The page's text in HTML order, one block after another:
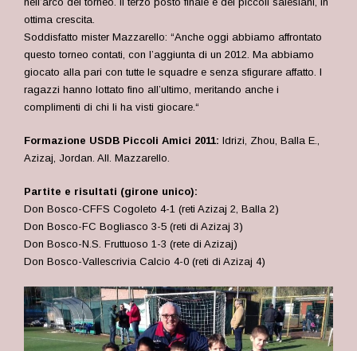
ottima crescita.
Soddisfatto mister Mazzarello: “Anche oggi abbiamo affrontato
questo torneo contati, con l’aggiunta di un 2012. Ma abbiamo
giocato alla pari con tutte le squadre e senza sfigurare affatto. I
ragazzi hanno lottato fino all’ultimo, meritando anche i
complimenti di chi li ha visti giocare.“
Formazione USDB Piccoli Amici 2011: Idrizi, Zhou, Balla E.,
Azizaj, Jordan. All. Mazzarello.
Partite e risultati (girone unico):
Don Bosco-CFFS Cogoleto 4-1 (reti Azizaj 2, Balla 2)
Don Bosco-FC Bogliasco 3-5 (reti di Azizaj 3)
Don Bosco-N.S. Fruttuoso 1-3 (rete di Azizaj)
Don Bosco-Vallescrivia Calcio 4-0 (reti di Azizaj 4)